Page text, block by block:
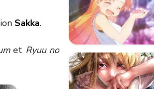
Sakka.
et Ryuu no